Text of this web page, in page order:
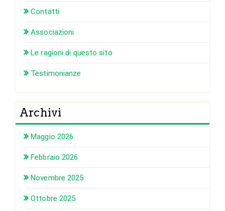
Contatti
Associazioni
Le ragioni di questo sito
Testimonianze
Archivi
Maggio 2026
Febbraio 2026
Novembre 2025
Ottobre 2025